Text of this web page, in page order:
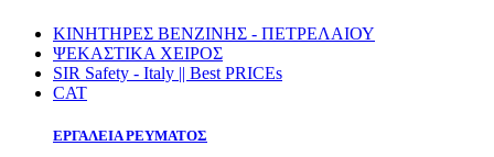
ΚΙΝΗΤΗΡΕΣ ΒΕΝΖΙΝΗΣ - ΠΕΤΡΕΛΑΙΟΥ
ΨΕΚΑΣΤΙΚΑ ΧΕΙΡΟΣ
SIR Safety - Italy || Best PRICEs
CAT
ΕΡΓΑΛΕΙΑ ΡΕΥΜΑΤΟΣ